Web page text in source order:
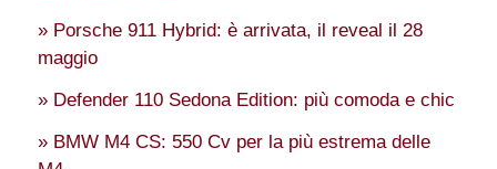
» Porsche 911 Hybrid: è arrivata, il reveal il 28
maggio
» Defender 110 Sedona Edition: più comoda e chic
» BMW M4 CS: 550 Cv per la più estrema delle